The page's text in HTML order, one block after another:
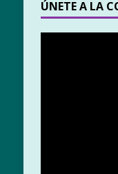
ÚNETE A LA